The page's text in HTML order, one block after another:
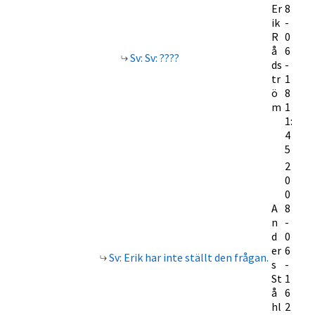
Sv: Sv: ????
Er
ik
R
å
ds
tr
ö
m
8
-
0
6
-
1
8
1
1:
4
5
Sv: Erik har inte ställt den frågan.
A
n
d
er
s
St
å
hl
2
0
0
8
-
0
6
-
1
6
2